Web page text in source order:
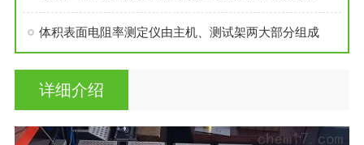
体积表面电阻率测定仪由主机、测试架两大部分组成
详细介绍